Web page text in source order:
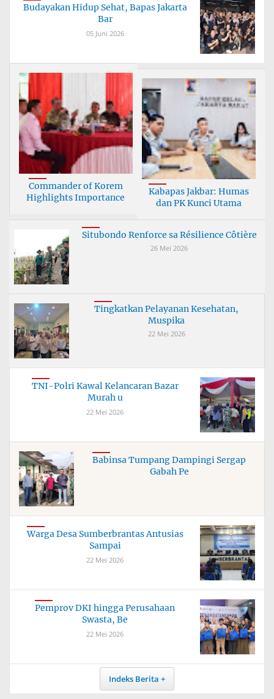
Budayakan Hidup Sehat, Bapas Jakarta
Bar
05 Juni 2026
Commander of Korem
Highlights Importance
Kabapas Jakbar: Humas
dan PK Kunci Utama
Situbondo Renforce sa Résilience Côtière
26 Mei 2026
Tingkatkan Pelayanan Kesehatan,
Muspika
22 Mei 2026
TNI-Polri Kawal Kelancaran Bazar
Murah u
22 Mei 2026
Babinsa Tumpang Dampingi Sergap
Gabah Pe
Warga Desa Sumberbrantas Antusias
Sampai
22 Mei 2026
Pemprov DKI hingga Perusahaan
Swasta, Be
22 Mei 2026
Indeks Berita